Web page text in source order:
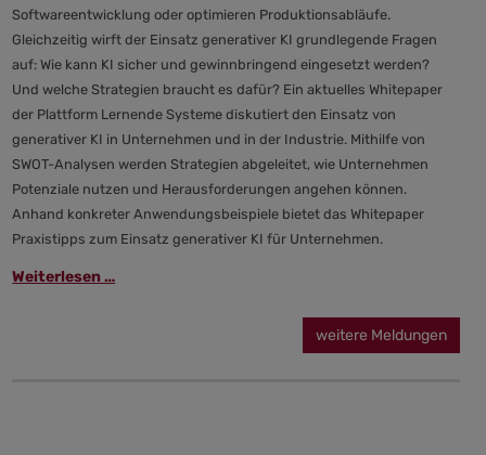
Softwareentwicklung oder optimieren Produktionsabläufe.
Gleichzeitig wirft der Einsatz generativer KI grundlegende Fragen
auf: Wie kann KI sicher und gewinnbringend eingesetzt werden?
Und welche Strategien braucht es dafür? Ein aktuelles Whitepaper
der Plattform Lernende Systeme diskutiert den Einsatz von
generativer KI in Unternehmen und in der Industrie. Mithilfe von
SWOT-Analysen werden Strategien abgeleitet, wie Unternehmen
Potenziale nutzen und Herausforderungen angehen können.
Anhand konkreter Anwendungsbeispiele bietet das Whitepaper
Praxistipps zum Einsatz generativer KI für Unternehmen.
Weiterlesen …
weitere Meldungen